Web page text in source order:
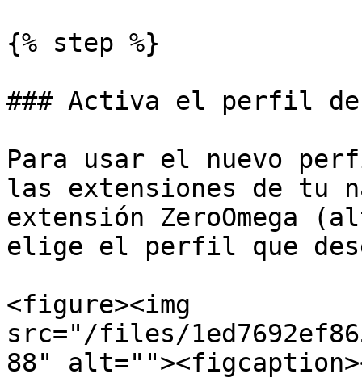
{% step %}
### Activa el perfil de
Para usar el nuevo
las extensiones de tu
extensión ZeroOmega
elige el perfil que
<figure><img
src="/files/
88"